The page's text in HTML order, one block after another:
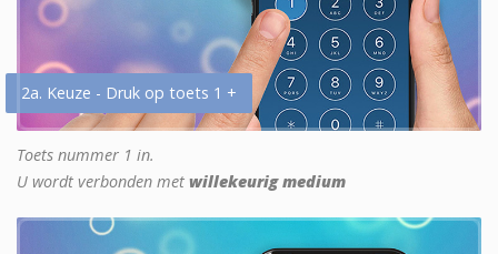
2a. Keuze - Druk op toets 1 +
Toets nummer 1 in.
U wordt verbonden met willekeurig medium